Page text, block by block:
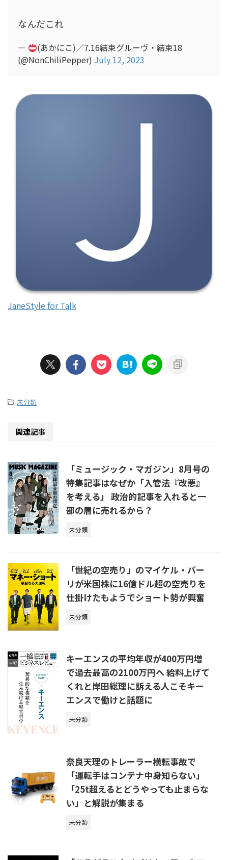
なんだこれ
—
(あかにこ)／7.16結束グルーヴ・結束18
(@NonChiliPepper) July 12, 2023
JaneStyle for Talk
-未分類
関連記事
「ミュージック・マガジン」8月号の
特集記事はなぜか「入管法『改悪』
を考える」 政治的記事を入れると一
部の層に売れるから？
未分類
「世紀の空売り」のマイケル・バー
リが米国株に16億ドル超の空売りを
仕掛けたもようでショート勢が興奮
未分類
キーエンスの平均年収が400万円増
で過去最高の2100万円へ 給料上げて
くれと岸田総理に訴える人こそキー
エンスで働けと話題に
未分類
奈良天理のトレーラー横転事故で
「運転手はコンテナ中身知らない」
「25t超えるとどうやっても止まらな
い」と解説が集まる
未分類